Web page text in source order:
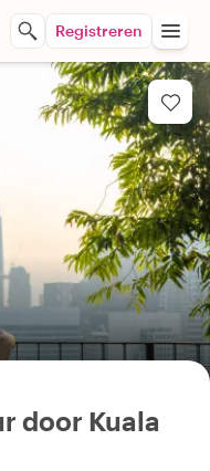
Registreren
door Kuala